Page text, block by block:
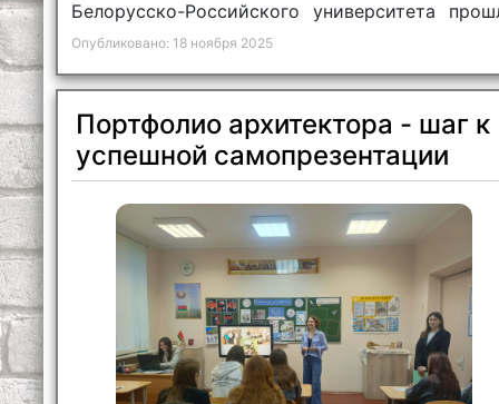
Белорусско-Российского университета
соревнования по настольному теннису
архитектурно-строительного колледжа.
Опубликовано: 18 ноября 2025
Портфолио архитектора - шаг к
успешной самопрезентации